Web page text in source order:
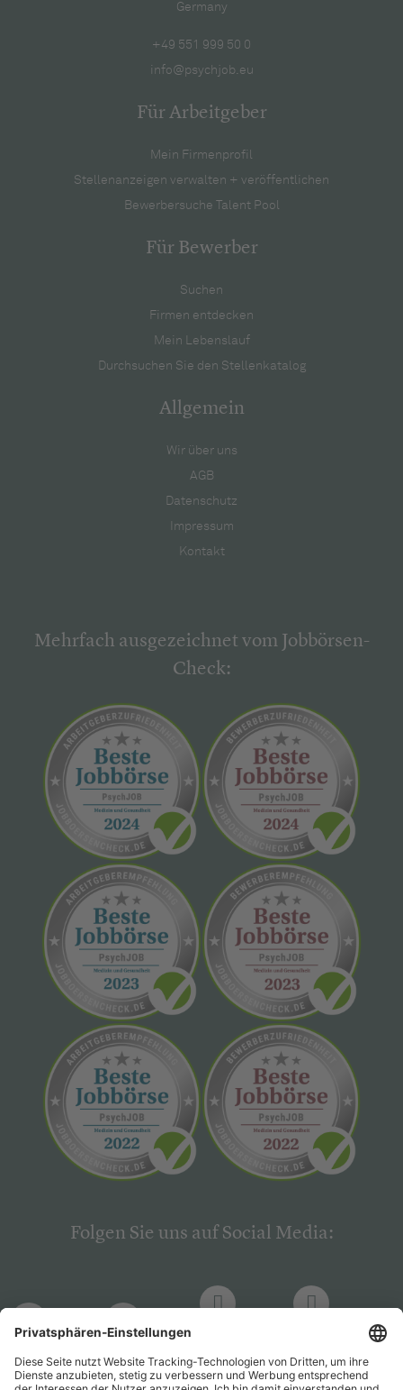
Germany
+49 551 999 50 0
info@psychjob.eu
Für Arbeitgeber
Mein Firmenprofil
Stellenanzeigen verwalten + veröffentlichen
Bewerbersuche Talent Pool
Für Bewerber
Suchen
Firmen entdecken
Mein Lebenslauf
Durchsuchen Sie den Stellenkatalog
Allgemein
Wir über uns
AGB
Datenschutz
Impressum
Kontakt
Mehrfach ausgezeichnet vom Jobbörsen-
Check:
Folgen Sie uns auf Social Media:
Hogrefe Hogrefe